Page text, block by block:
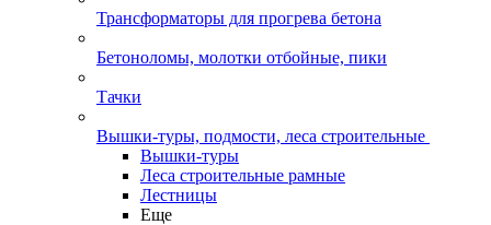
Трансформаторы для прогрева бетона
Бетоноломы, молотки отбойные, пики
Тачки
Вышки-туры, подмости, леса строительные
Вышки-туры
Леса строительные рамные
Лестницы
Еще